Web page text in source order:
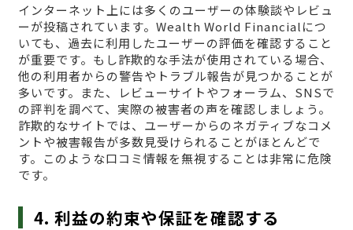
インターネット上には多くのユーザーの体験談やレビュ
ーが投稿されています。Wealth World Financialにつ
いても、過去に利用したユーザーの評価を確認すること
が重要です。もし詐欺的な手法が使用されている場合、
他の利用者からの警告やトラブル報告が見つかることが
多いです。また、レビューサイトやフォーラム、SNSで
の評判を調べて、実際の被害者の声を確認しましょう。
詐欺的なサイトでは、ユーザーからのネガティブなコメ
ントや被害報告が多数見受けられることがほとんどで
す。このような口コミ情報を無視することは非常に危険
です。
4. 利益の約束や保証を確認する